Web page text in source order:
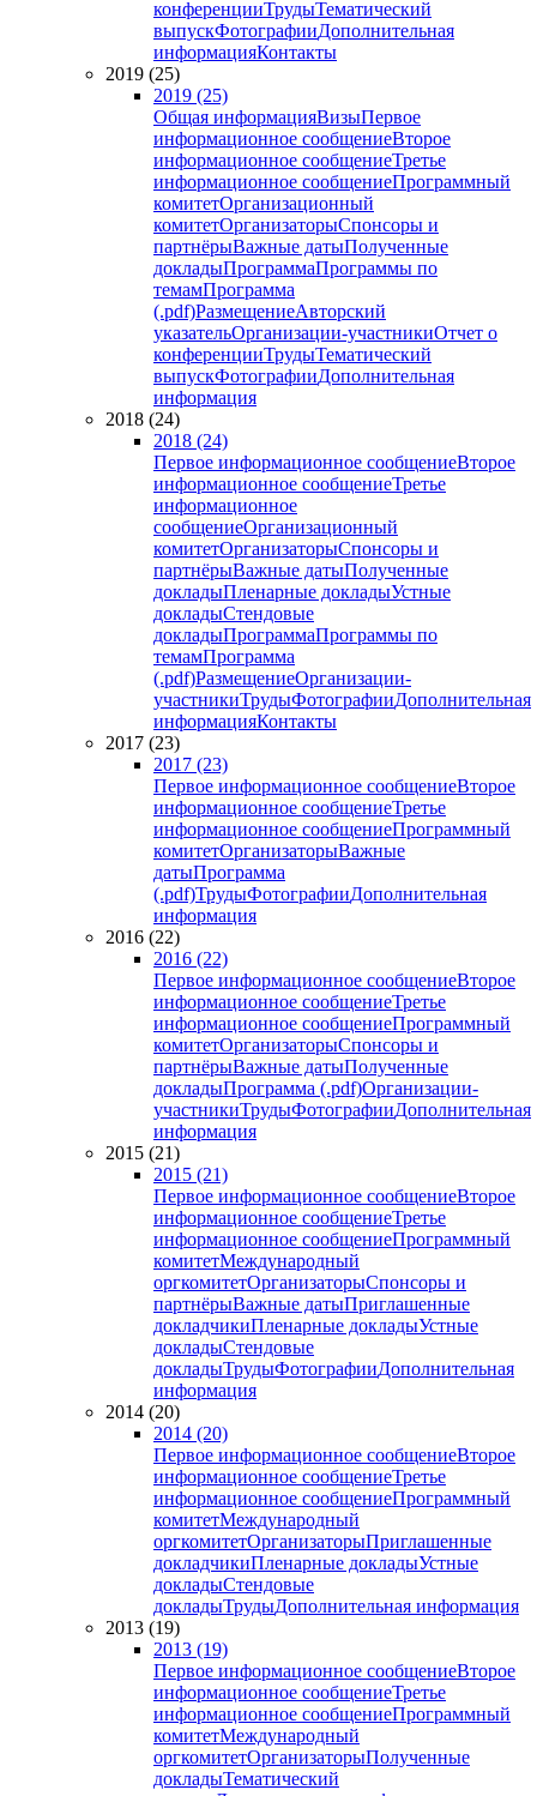
конференцииТрудыТематический
выпускФотографииДополнительная
информацияКонтакты
2019 (25)
2019 (25)
Общая информацияВизыПервое
информационное сообщениеВторое
информационное сообщениеТретье
информационное сообщениеПрограммный
комитетОрганизационный
комитетОрганизаторыСпонсоры и
партнёрыВажные датыПолученные
докладыПрограммаПрограммы по
темамПрограмма
(.pdf)РазмещениеАвторский
указательОрганизации-участникиОтчет о
конференцииТрудыТематический
выпускФотографииДополнительная
информация
2018 (24)
2018 (24)
Первое информационное сообщениеВторое
информационное сообщениеТретье
информационное
сообщениеОрганизационный
комитетОрганизаторыСпонсоры и
партнёрыВажные датыПолученные
докладыПленарные докладыУстные
докладыСтендовые
докладыПрограммаПрограммы по
темамПрограмма
(.pdf)РазмещениеОрганизации-
участникиТрудыФотографииДополнительная
информацияКонтакты
2017 (23)
2017 (23)
Первое информационное сообщениеВторое
информационное сообщениеТретье
информационное сообщениеПрограммный
комитетОрганизаторыВажные
датыПрограмма
(.pdf)ТрудыФотографииДополнительная
информация
2016 (22)
2016 (22)
Первое информационное сообщениеВторое
информационное сообщениеТретье
информационное сообщениеПрограммный
комитетОрганизаторыСпонсоры и
партнёрыВажные датыПолученные
докладыПрограмма (.pdf)Организации-
участникиТрудыФотографииДополнительная
информация
2015 (21)
2015 (21)
Первое информационное сообщениеВторое
информационное сообщениеТретье
информационное сообщениеПрограммный
комитетМеждународный
оргкомитетОрганизаторыСпонсоры и
партнёрыВажные датыПриглашенные
докладчикиПленарные докладыУстные
докладыСтендовые
докладыТрудыФотографииДополнительная
информация
2014 (20)
2014 (20)
Первое информационное сообщениеВторое
информационное сообщениеТретье
информационное сообщениеПрограммный
комитетМеждународный
оргкомитетОрганизаторыПриглашенные
докладчикиПленарные докладыУстные
докладыСтендовые
докладыТрудыДополнительная информация
2013 (19)
2013 (19)
Первое информационное сообщениеВторое
информационное сообщениеТретье
информационное сообщениеПрограммный
комитетМеждународный
оргкомитетОрганизаторыПолученные
докладыТематический